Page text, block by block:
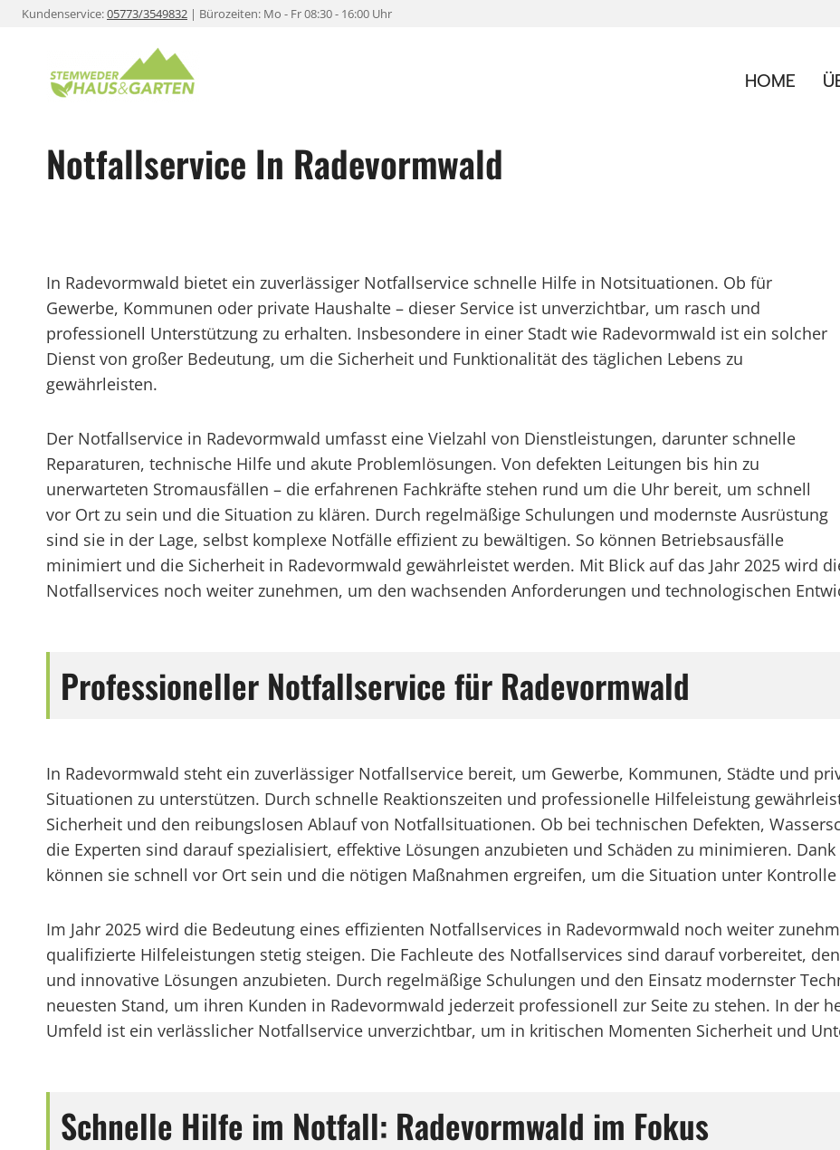
ZumKundenservice:05773/3549832 | Bürozeiten: Mo - Fr 08:30 - 16:00 Uhr
HOME
Notfallservice In Radevormwald
In Radevormwald bietet ein zuverlässiger Notfallservice schnelle Hilfe in Notsituationen. Ob für
Gewerbe, Kommunen oder private Haushalte – dieser Service ist unverzichtbar, um rasch und
professionell Unterstützung zu erhalten. Insbesondere in einer Stadt wie Radevormwald ist ein solcher
Dienst von großer Bedeutung, um die Sicherheit und Funktionalität des täglichen Lebens zu
gewährleisten.
Der Notfallservice in Radevormwald umfasst eine Vielzahl von Dienstleistungen, darunter schnelle
Reparaturen, technische Hilfe und akute Problemlösungen. Von defekten Leitungen bis hin zu
unerwarteten Stromausfällen – die erfahrenen Fachkräfte stehen rund um die Uhr bereit, um schnell
vor Ort zu sein und die Situation zu klären. Durch regelmäßige Schulungen und modernste Ausrüstung
sind sie in der Lage, selbst komplexe Notfälle effizient zu bewältigen. So können Betriebsausfälle
minimiert und die Sicherheit in Radevormwald gewährleistet werden. Mit Blick auf das Jahr 2025 wird
Notfallservices noch weiter zunehmen, um den wachsenden Anforderungen und technologischen
Professioneller Notfallservice für Radevormwald
In Radevormwald steht ein zuverlässiger Notfallservice bereit, um Gewerbe, Kommunen, Städte und
Situationen zu unterstützen. Durch schnelle Reaktionszeiten und professionelle Hilfeleistung
Sicherheit und den reibungslosen Ablauf von Notfallsituationen. Ob bei technischen Defekten,
die Experten sind darauf spezialisiert, effektive Lösungen anzubieten und Schäden zu minimieren.
können sie schnell vor Ort sein und die nötigen Maßnahmen ergreifen, um die Situation unter
Im Jahr 2025 wird die Bedeutung eines effizienten Notfallservices in Radevormwald noch weiter
qualifizierte Hilfeleistungen stetig steigen. Die Fachleute des Notfallservices sind darauf vorbereitet,
und innovative Lösungen anzubieten. Durch regelmäßige Schulungen und den Einsatz modernster
neuesten Stand, um ihren Kunden in Radevormwald jederzeit professionell zur Seite zu stehen. In der
Umfeld ist ein verlässlicher Notfallservice unverzichtbar, um in kritischen Momenten Sicherheit und
Schnelle Hilfe im Notfall: Radevormwald im Fokus